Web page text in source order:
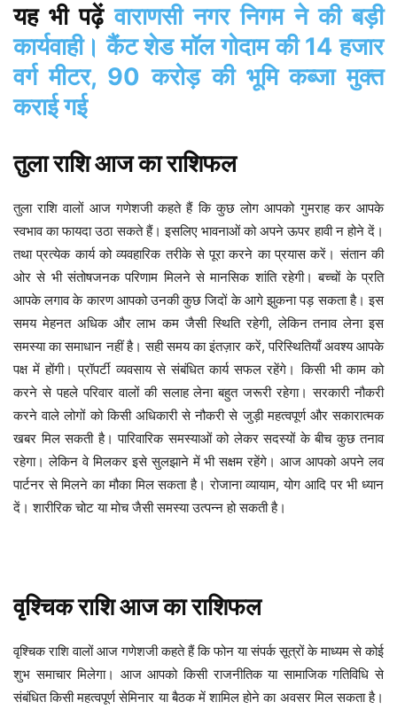
यह भी पढ़ें वाराणसी नगर निगम ने की बड़ी
कार्यवाही। कैंट शेड मॉल गोदाम की 14 हजार
वर्ग मीटर, 90 करोड़ की भूमि कब्जा मुक्त
कराई गई
तुला राशि आज का राशिफल
तुला राशि वालों आज गणेशजी कहते हैं किकुछ लोग आपको गुमराह कर आपके
स्वभाव का फायदा उठा सकते हैं। इसलिए भावनाओं को अपने ऊपर हावी न होने दें।
तथा प्रत्येक कार्य को व्यवहारिक तरीके से पूरा करने का प्रयास करें। संतान की
ओर से भी संतोषजनक परिणाम मिलने से मानसिक शांति रहेगी। बच्चों के प्रति
आपके लगाव के कारण आपको उनकी कुछ जिदों के आगे झुकना पड़ सकता है। इस
समय मेहनत अधिक और लाभ कम जैसी स्थिति रहेगी, लेकिन तनाव लेना इस
समस्या का समाधान नहीं है। सही समय का इंतज़ार करें, परिस्थितियाँ अवश्य आपके
पक्ष में होंगी। प्रॉपर्टी व्यवसाय से संबंधित कार्य सफल रहेंगे। किसी भी काम को
करने से पहले परिवार वालों की सलाह लेना बहुत जरूरी रहेगा। सरकारी नौकरी
करने वाले लोगों को किसी अधिकारी से नौकरी से जुड़ी महत्वपूर्ण और सकारात्मक
खबर मिल सकती है। पारिवारिक समस्याओं को लेकर सदस्यों के बीच कुछ तनाव
रहेगा। लेकिन वे मिलकर इसे सुलझाने में भी सक्षम रहेंगे। आज आपको अपने लव
पार्टनर से मिलने का मौका मिल सकता है। रोजाना व्यायाम, योग आदि पर भी ध्यान
दें। शारीरिक चोट या मोच जैसी समस्या उत्पन्न हो सकती है।
वृश्चिक राशि आज का राशिफल
वृश्चिक राशि वालों आज गणेशजी कहते हैं किफोन या संपर्क सूत्रों के माध्यम से कोई
शुभ समाचार मिलेगा। आज आपको किसी राजनीतिक या सामाजिक गतिविधि से
संबंधित किसी महत्वपूर्ण सेमिनार या बैठक में शामिल होने का अवसर मिल सकता है।